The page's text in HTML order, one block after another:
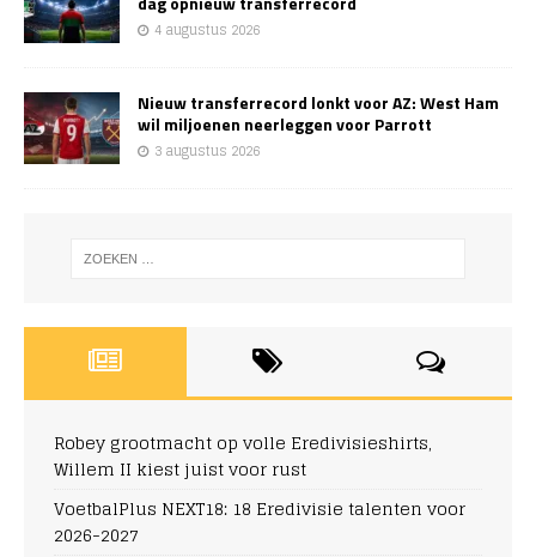
4 augustus 2026
Nieuw transferrecord lonkt voor AZ: West Ham
wil miljoenen neerleggen voor Parrott
3 augustus 2026
Robey grootmacht op volle Eredivisieshirts,
Willem II kiest juist voor rust
VoetbalPlus NEXT18: 18 Eredivisie talenten voor
2026-2027